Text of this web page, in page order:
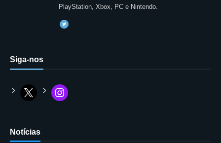
PlayStation, Xbox, PC e Nintendo.
Siga-nos
Notícias